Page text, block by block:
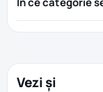
Vezi și